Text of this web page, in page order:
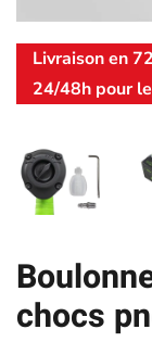
Livraison en
24/48h pour
chocs